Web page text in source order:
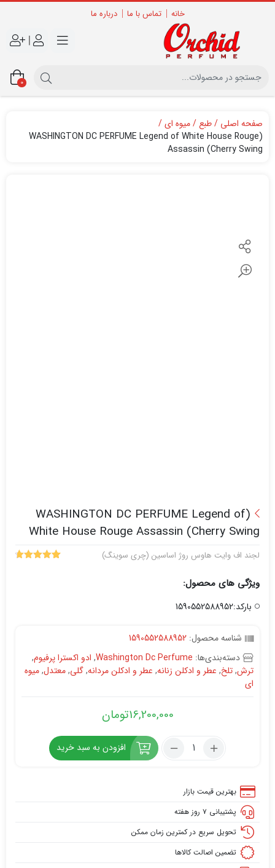
خانه تماس با ما درباره ما
|
0
صفحه اصلی طبع
میوه ای
(WASHINGTON DC PERFUME Legend of White House Rouge
Assassin (Cherry Swing
(WASHINGTON DC PERFUME Legend of
White House Rouge Assassin (Cherry Swing
لجند اف وایت هاوس روژ اساسین (چری سوینگ)
ویژگی های محصول:
بارکد:1590552588952
شناسه محصول: 1590552588952
دسته‌بندی‌ها: Washington Dc Perfume
, ادو اکسترا پرفیوم,
ترش,تلخ, عطر و ادکلن زنانه, عطر و ادکلن مردانه,گلی,معتدل,میوه
ای
16,200,000تومان
تعداد:
(WASHINGTON
PERFUME
of
White
House
افزودن به سبد خرید
بهترین قیمت بازار
پشتیبانی ۷ روز هفته
تحویل سریع در کمترین زمان ممکن
تضمین اصالت کالاها